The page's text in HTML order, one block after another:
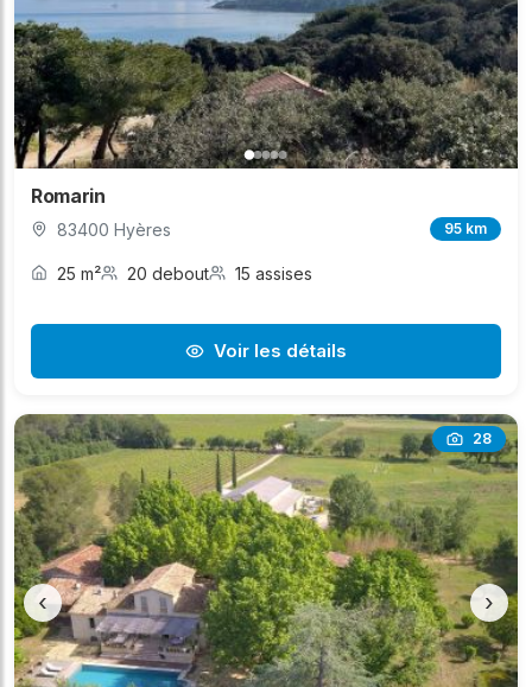
Romarin
83400 Hyères 95 km
25 m² 20 debout 15 assises
Voir les détails
28
‹ ›